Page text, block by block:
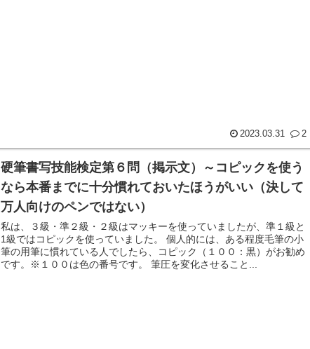
2023.03.31 2
硬筆書写技能検定第６問（掲示文）～コピックを使う
なら本番までに十分慣れておいたほうがいい（決して
万人向けのペンではない）
私は、３級・準２級・２級はマッキーを使っていましたが、準１級と
1級ではコピックを使っていました。 個人的には、ある程度毛筆の小
筆の用筆に慣れている人でしたら、コピック（１００：黒）がお勧め
です。※１００は色の番号です。 筆圧を変化させること...